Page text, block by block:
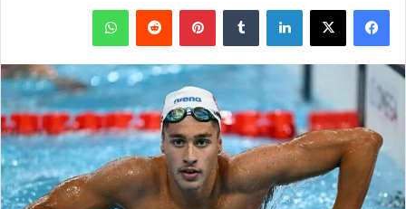
فيسبوك ‫X لينكدإن بينتيريست واتساب